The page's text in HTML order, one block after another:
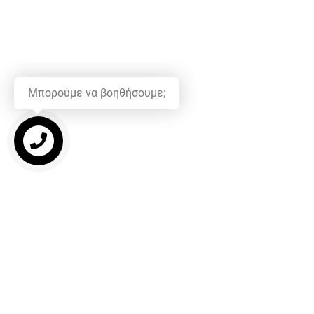
Ρωτήστε
Μπορούμε να βοηθήσουμε;